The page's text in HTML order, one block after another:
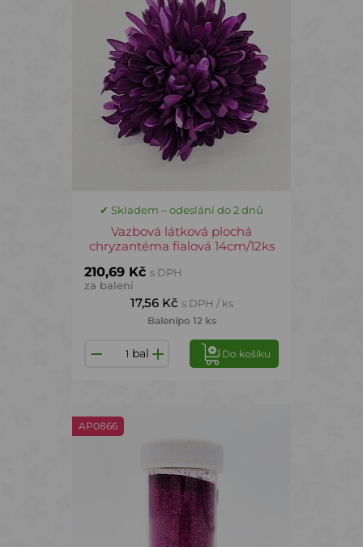
✔ Skladem – odeslání do 2 dnů
Vazbová látková plochá
chryzantéma fialová 14cm/12ks
210,69 Kč s DPH
za balení
17,56 Kč s DPH / ks
Balenípo 12 ks
bal Do košíku
AP0866